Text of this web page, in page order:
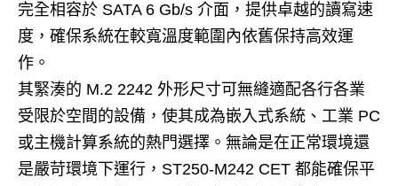
完全相容於 SATA 6 Gb/s 介面，提供卓越的讀寫速
度，確保系統在較寬溫度範圍內依舊保持高效運
作。
其緊湊的 M.2 2242 外形尺寸可無縫適配各行各業
受限於空間的設備，使其成為嵌入式系統、工業 PC
或主機計算系統的熱門選擇。無論是在正常環境還
是嚴苛環境下運行，ST250-M242 CET 都能確保平